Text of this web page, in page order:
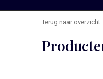
Terug naar overzicht